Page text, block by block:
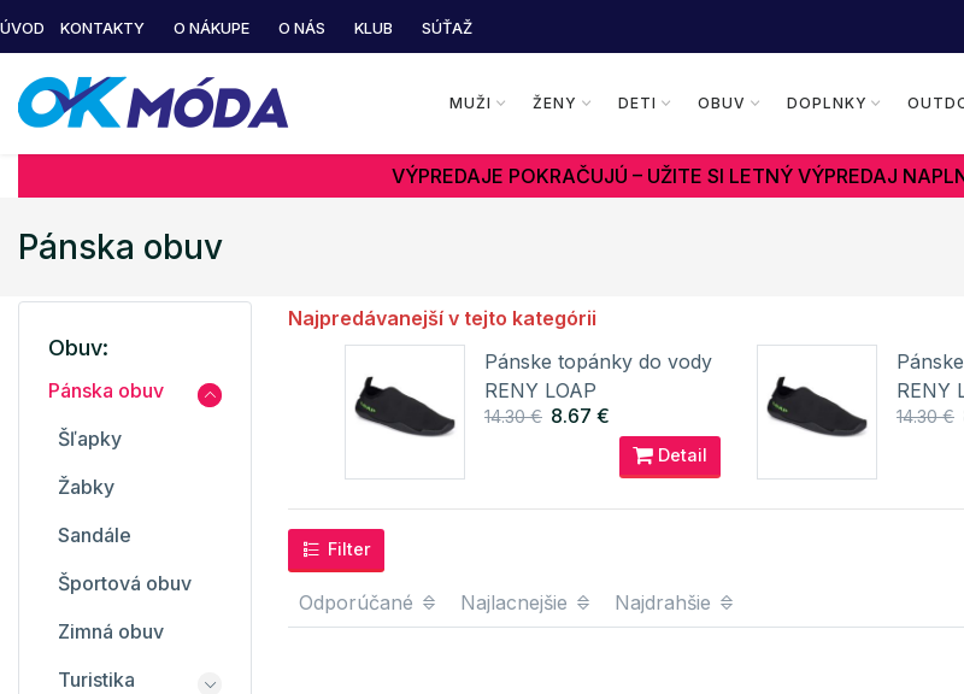
ÚVOD KONTAKTY O NÁKUPE O NÁS KLUB SÚŤAŽ
MUŽI ŽENY DETI OBUV DOPLNKY
VÝPREDAJE POKRAČUJÚ – UŽITE SI LETNÝ VÝPREDAJ
Pánska obuv
Najpredávanejší v tejto kategórii
Pánske topánky do vody
RENY LOAP
Pánske topánky do vody
RENY LOAP
14.30 € 8.67 €
Detail
RENY
14.30 €
Filter
Odporúčané Najlacnejšie Najdrahšie
Obuv:
Pánska obuv
Šľapky
Žabky
Sandále
Športová obuv
Zimná obuv
Turistika